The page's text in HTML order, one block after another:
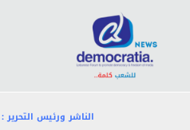
المحتوى
الناشر ورئيس التحرير